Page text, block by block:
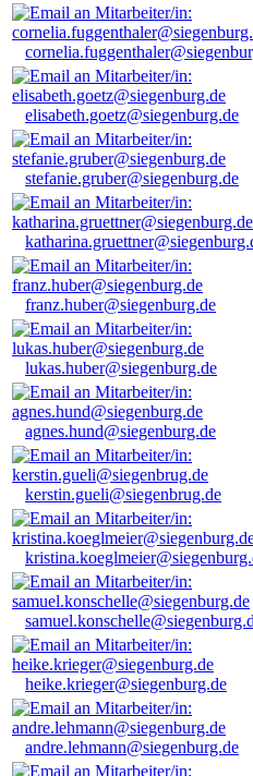
elisabeth.goetz@siegenburg.de
stefanie.gruber@siegenburg.de
franz.huber@siegenburg.de
lukas.huber@siegenburg.de
agnes.hund@siegenburg.de
kerstin.gueli@siegenbrug.de
heike.krieger@siegenburg.de
andre.lehmann@siegenburg.de